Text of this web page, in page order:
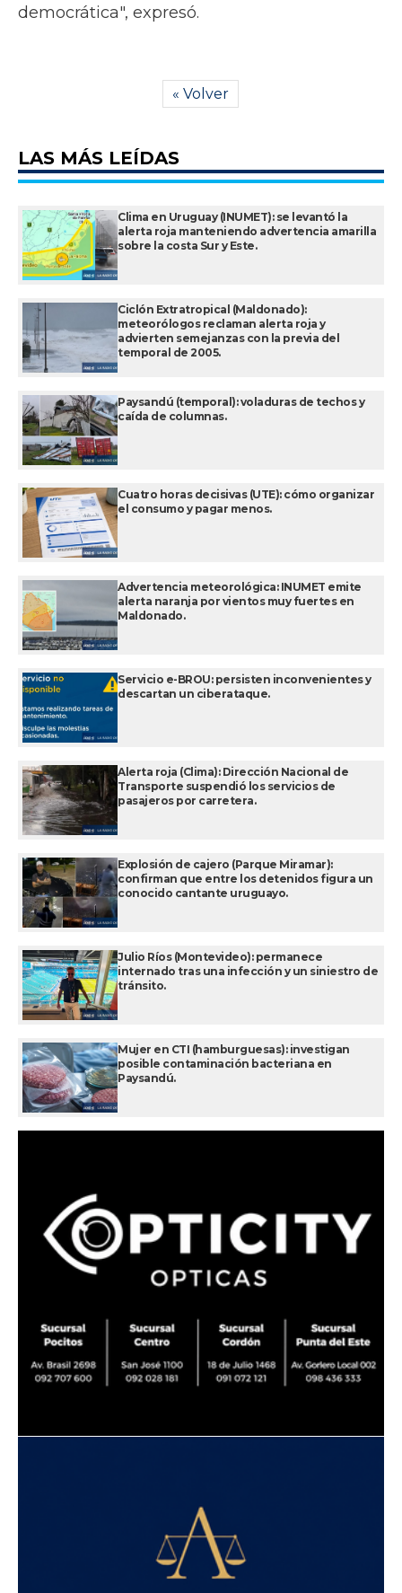
democrática", expresó.
« Volver
LAS MÁS LEÍDAS
Clima en Uruguay (INUMET): se levantó la
alerta roja manteniendo advertencia amarilla
sobre la costa Sur y Este.
Ciclón Extratropical (Maldonado):
meteorólogos reclaman alerta roja y
advierten semejanzas con la previa del
temporal de 2005.
Paysandú (temporal): voladuras de techos y
caída de columnas.
Cuatro horas decisivas (UTE): cómo organizar
el consumo y pagar menos.
Advertencia meteorológica: INUMET emite
alerta naranja por vientos muy fuertes en
Maldonado.
Servicio e-BROU: persisten inconvenientes y
descartan un ciberataque.
Alerta roja (Clima): Dirección Nacional de
Transporte suspendió los servicios de
pasajeros por carretera.
Explosión de cajero (Parque Miramar):
confirman que entre los detenidos figura un
conocido cantante uruguayo.
Julio Ríos (Montevideo): permanece
internado tras una infección y un siniestro de
tránsito.
Mujer en CTI (hamburguesas): investigan
posible contaminación bacteriana en
Paysandú.